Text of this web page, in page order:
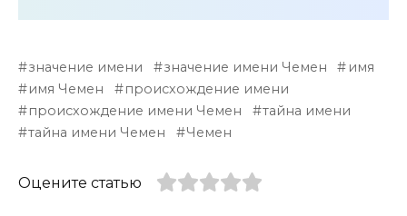
значение имени значение имени Чемен
имя
имя Чемен
происхождение имени
происхождение имени Чемен
тайна имени
тайна имени Чемен
Чемен
Оцените статью